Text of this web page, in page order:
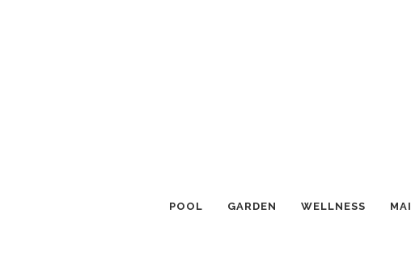
POOL GARDEN WELLNESS